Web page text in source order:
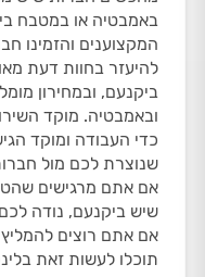
באמבטיה או במטבח
המקצוענים והזמינו
להיעזר בחוות דעת
ביקנעם, ובמחירון
ובאמבטיה. מוקד
כדי העבודה ומוקד
שנוצרת לכם מול
אם אתם מרגישים
שיש ביקנעם, נודה
אם אתם רוצים
תוכלו לעשות זאת